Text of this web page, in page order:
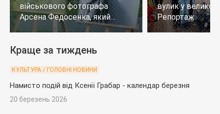
військового фотографа
Арсена Федосенка, який
загинув на війні
вулик у
Репортаж
Краще за тиждень
КУЛЬТУРА / ГОЛОВНІ НОВИНИ
Намисто подій від Ксенії Грабар - календар березня
20 березень 2026